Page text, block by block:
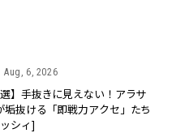
Aug, 6, 2026
選】手抜きに見えない！アラサ
垢抜ける「即戦力アクセ」たち
シィ]